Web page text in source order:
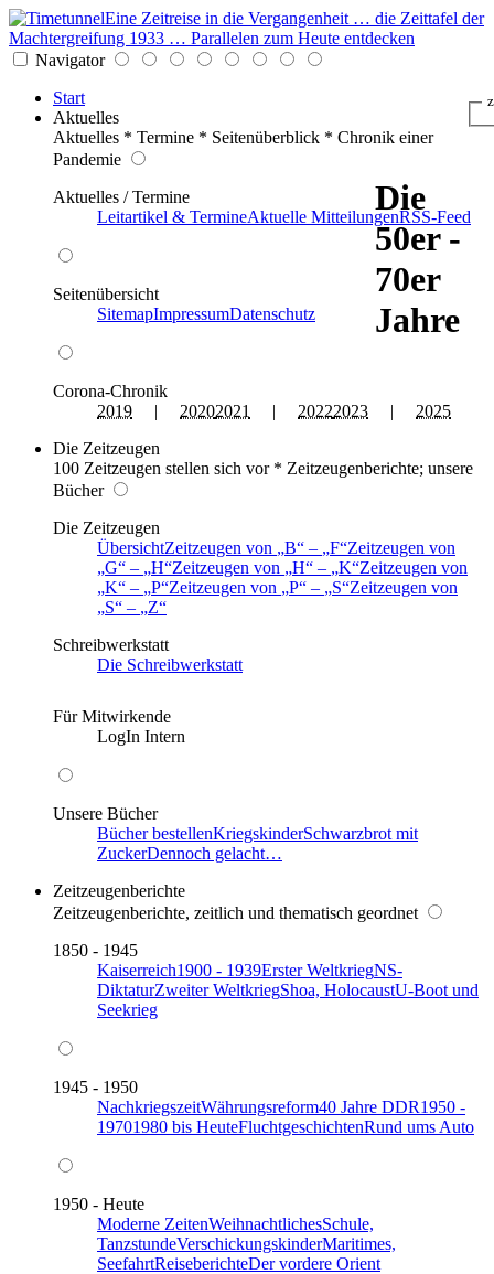
Eine Zeitreise in die Vergangenheit … die Zeittafel der
Machtergreifung 1933 … Parallelen zum Heute entdecken
Navigator
Start
Aktuelles
Aktuelles * Termine * Seitenüberblick * Chronik einer
Pandemie
Aktuelles / Termine
Leitartikel & TermineAktuelle MitteilungenRSS-Feed
Seitenübersicht
SitemapImpressumDatenschutz
Corona-Chronik
2019 | 20202021 | 20222023 | 2025
Die Zeitzeugen
100 Zeitzeugen stellen sich vor * Zeitzeugenberichte; unsere
Bücher
Die Zeitzeugen
ÜbersichtZeitzeugen von B – F Zeitzeugen von
G
– H Zeitzeugen von H – K Zeitzeugen von
K
– P Zeitzeugen von P – S Zeitzeugen von
S
–
Z
Schreibwerkstatt
Die Schreibwerkstatt
Für Mitwirkende
LogIn Intern
Unsere Bücher
Bücher bestellenKriegskinderSchwarzbrot mit
ZuckerDennoch gelacht…
Zeitzeugenberichte
Zeitzeugenberichte, zeitlich und thematisch geordnet
1850 - 1945
Kaiserreich1900 - 1939Erster WeltkriegNS-
DiktaturZweiter WeltkriegShoa, HolocaustU-Boot und
Seekrieg
1945 - 1950
NachkriegszeitWährungsreform40 Jahre DDR1950 -
19701980 bis HeuteFluchtgeschichtenRund ums Auto
1950 - Heute
Moderne ZeitenWeihnachtlichesSchule,
TanzstundeVerschickungskinderMaritimes,
SeefahrtReiseberichteDer vordere Orient
Die
50er -
70er
Jahre